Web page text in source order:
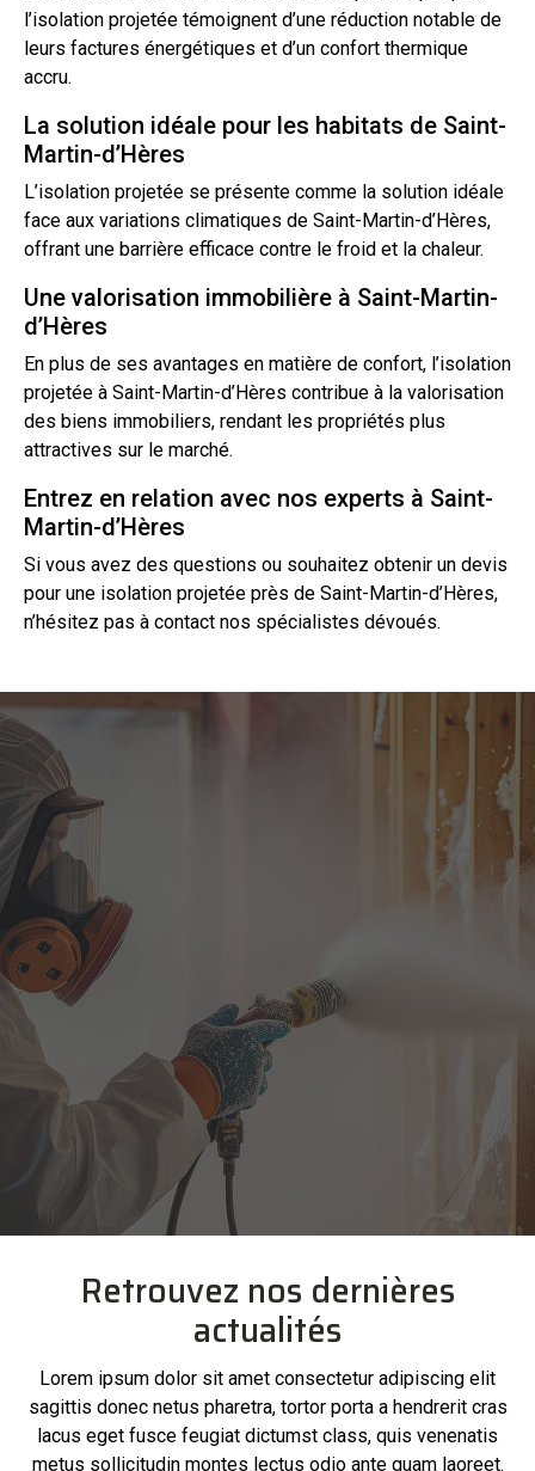
l’isolation projetée témoignent d’une réduction notable de
leurs factures énergétiques et d’un confort thermique
accru.
La solution idéale pour les habitats de Saint-
Martin-d’Hères
L’isolation projetée se présente comme la solution idéale
face aux variations climatiques de Saint-Martin-d’Hères,
offrant une barrière efficace contre le froid et la chaleur.
Une valorisation immobilière à Saint-Martin-
d’Hères
En plus de ses avantages en matière de confort, l’isolation
projetée à Saint-Martin-d’Hères contribue à la valorisation
des biens immobiliers, rendant les propriétés plus
attractives sur le marché.
Entrez en relation avec nos experts à Saint-
Martin-d’Hères
Si vous avez des questions ou souhaitez obtenir un devis
pour une isolation projetée près de Saint-Martin-d’Hères,
n’hésitez pas à contact nos spécialistes dévoués.
Retrouvez nos dernières
actualités
Lorem ipsum dolor sit amet consectetur adipiscing elit
sagittis donec netus pharetra, tortor porta a hendrerit cras
lacus eget fusce feugiat dictumst class, quis venenatis
metus sollicitudin montes lectus odio ante quam laoreet.